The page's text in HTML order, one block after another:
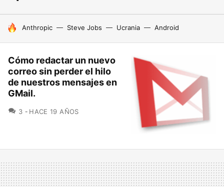
HOY SE HABLA DE
Anthropic Steve Jobs Ucrania Android
Cómo redactar un nuevo
correo sin perder el hilo
de nuestros mensajes en
GMail.
3 COMENTARIOS
HACE 19 AÑOS